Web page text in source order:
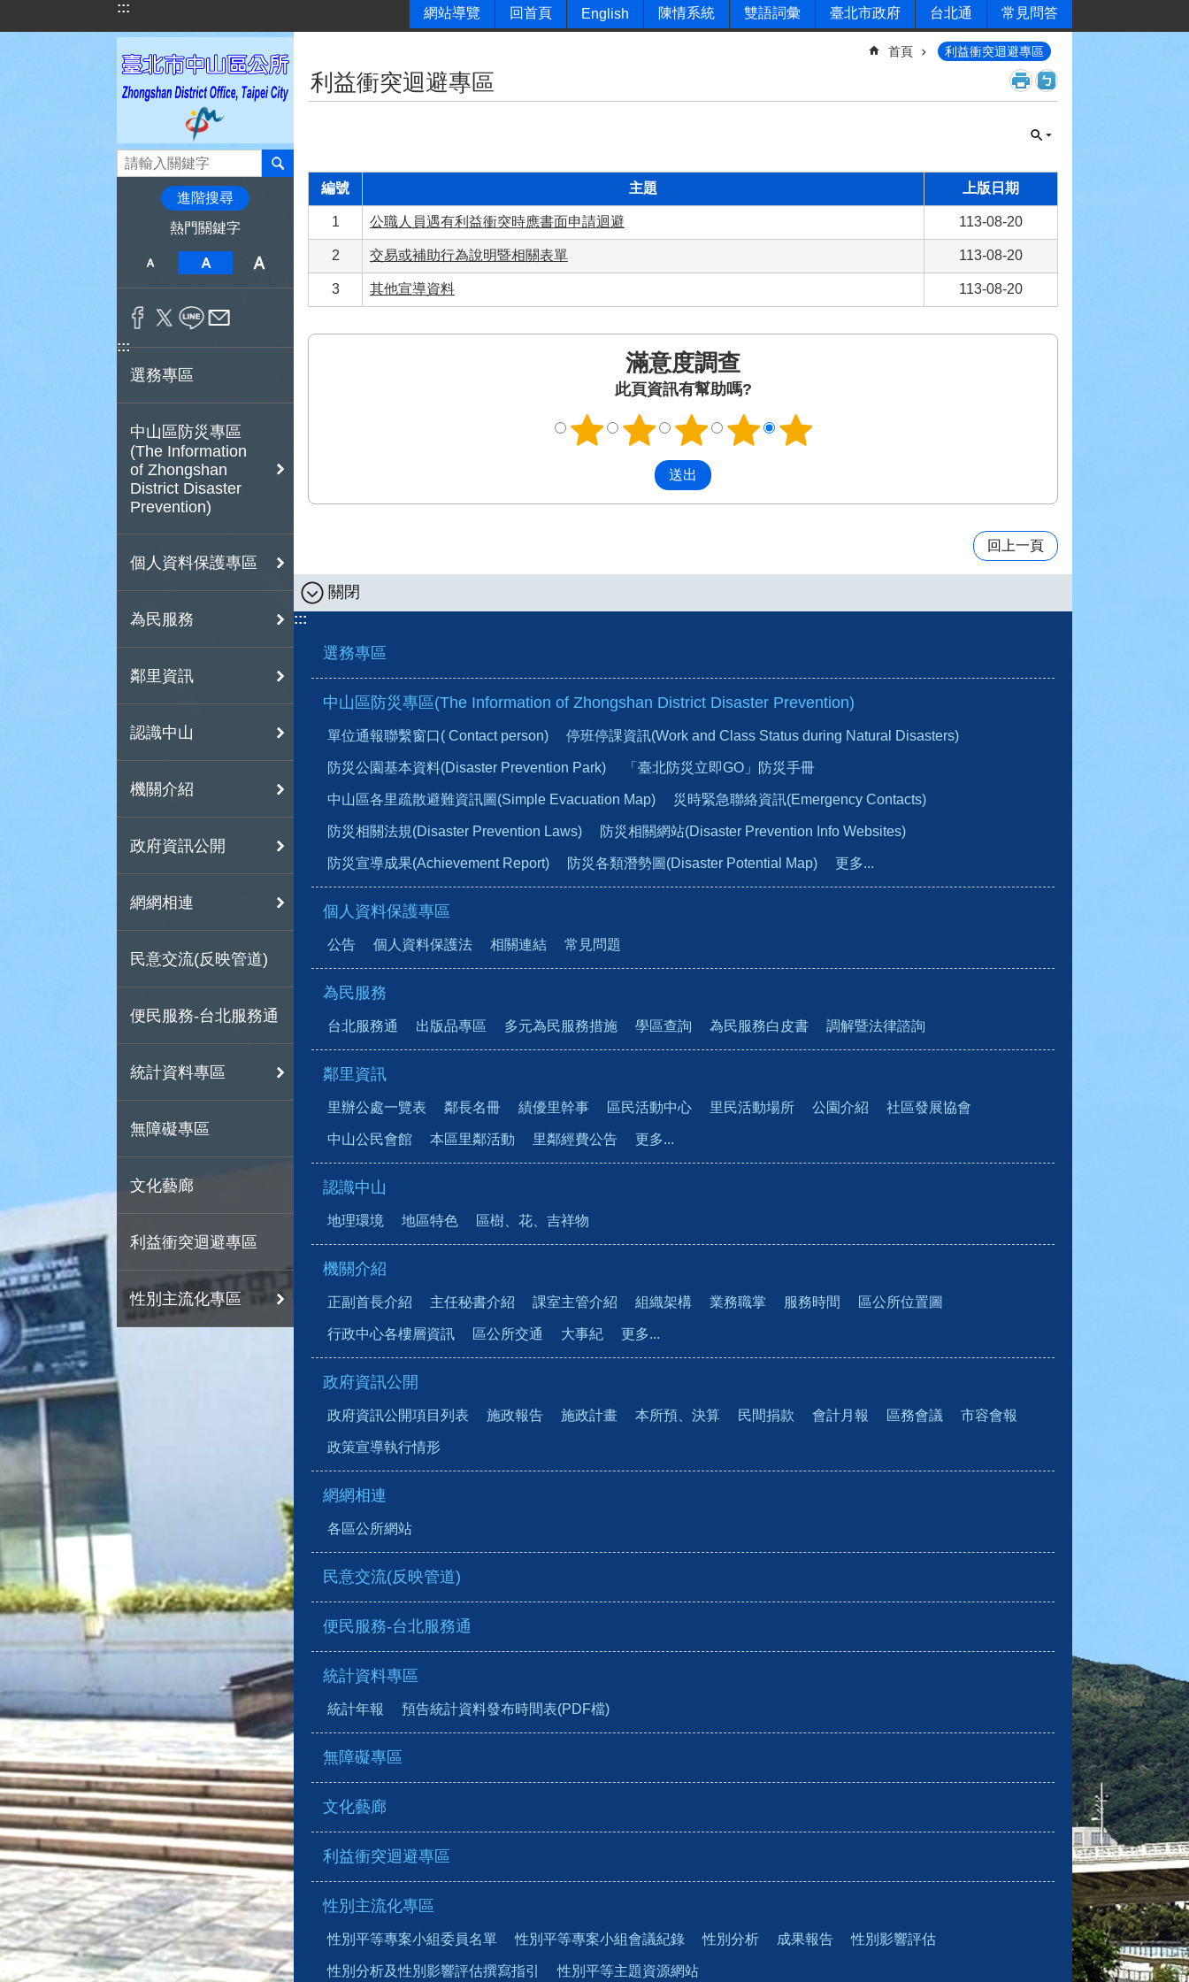
跳到主要內容區塊
::: 網站導覽 回首頁 English 陳情系統 雙語詞彙 臺北市政府 台北通 常見問答
進階搜尋
熱門關鍵字
:::
選務專區
中山區防災專區
(The Information
of Zhongshan
District Disaster
Prevention)
個人資料保護專區
為民服務
鄰里資訊
認識中山
機關介紹
政府資訊公開
網網相連
民意交流(反映管道)
便民服務-台北服務通
統計資料專區
無障礙專區
文化藝廊
利益衝突迴避專區
性別主流化專區
首頁 利益衝突迴避專區
利益衝突迴避專區
編號 主題 上版日期
1 公職人員遇有利益衝突時應書面申請迴避 113-08-20
2 交易或補助行為說明暨相關表單 113-08-20
3 其他宣導資料 113-08-20
滿意度調查
此頁資訊有幫助嗎?
回上一頁
關閉
:::
選務專區
中山區防災專區(The Information of Zhongshan District Disaster Prevention)
單位通報聯繫窗口( Contact person) 停班停課資訊(Work and Class Status during Natural Disasters)
防災公園基本資料(Disaster Prevention Park) 「臺北防災立即GO」防災手冊
中山區各里疏散避難資訊圖(Simple Evacuation Map) 災時緊急聯絡資訊(Emergency Contacts)
防災相關法規(Disaster Prevention Laws) 防災相關網站(Disaster Prevention Info Websites)
防災宣導成果(Achievement Report) 防災各類潛勢圖(Disaster Potential Map) 更多...
個人資料保護專區
公告 個人資料保護法 相關連結 常見問題
為民服務
台北服務通 出版品專區 多元為民服務措施 學區查詢 為民服務白皮書 調解暨法律諮詢
鄰里資訊
里辦公處一覽表 鄰長名冊 績優里幹事 區民活動中心 里民活動場所 公園介紹 社區發展協會
中山公民會館 本區里鄰活動 里鄰經費公告 更多...
認識中山
地理環境 地區特色 區樹、花、吉祥物
機關介紹
正副首長介紹 主任秘書介紹 課室主管介紹 組織架構 業務職掌 服務時間 區公所位置圖
行政中心各樓層資訊 區公所交通 大事紀 更多...
政府資訊公開
政府資訊公開項目列表 施政報告 施政計畫 本所預、決算 民間捐款 會計月報 區務會議 市容會報
政策宣導執行情形
網網相連
各區公所網站
民意交流(反映管道)
便民服務-台北服務通
統計資料專區
統計年報 預告統計資料發布時間表(PDF檔)
無障礙專區
文化藝廊
利益衝突迴避專區
性別主流化專區
性別平等專案小組委員名單 性別平等專案小組會議紀錄 性別分析 成果報告 性別影響評估
性別分析及性別影響評估撰寫指引 性別平等主題資源網站